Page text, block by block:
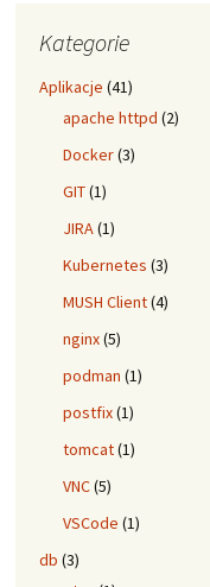
Kategorie
Aplikacje (41)
apache httpd (2)
Docker(3)
GIT(1)
JIRA(1)
Kubernetes (3)
MUSH Client(4)
nginx(5)
podman (1)
postfix(1)
tomcat(1)
VNC(5)
VSCode (1)
db (3)